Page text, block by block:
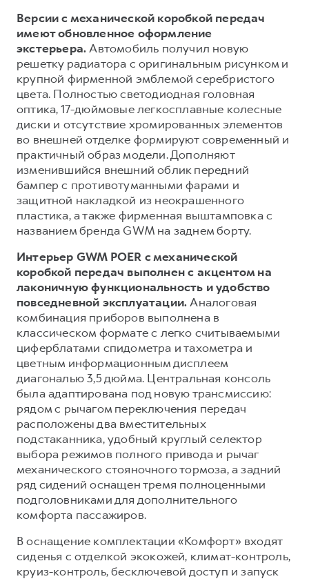
Версии с механической коробкой передач
имеют обновленное оформление
экстерьера.Автомобиль получил новую
решетку радиатора с оригинальным рисунком и
крупной фирменной эмблемой серебристого
цвета. Полностью светодиодная головная
оптика, 17-дюймовые легкосплавные колесные
диски и отсутствие хромированных элементов
во внешней отделке формируют современный и
практичный образ модели. Дополняют
изменившийся внешний облик передний
бампер с противотуманными фарами и
защитной накладкой из неокрашенного
пластика, а также фирменная выштамповка с
названием бренда GWM на заднем борту.
Интерьер GWM POER с механической
коробкой передач выполнен с акцентом на
лаконичную функциональность и удобство
повседневной эксплуатации.Аналоговая
комбинация приборов выполнена в
классическом формате с легко считываемыми
циферблатами спидометра и тахометра и
цветным информационным дисплеем
диагональю 3,5 дюйма. Центральная консоль
была адаптирована под новую трансмиссию:
рядом с рычагом переключения передач
расположены два вместительных
подстаканника, удобный круглый селектор
выбора режимов полного привода и рычаг
механического стояночного тормоза, а задний
ряд сидений оснащен тремя полноценными
подголовниками для дополнительного
комфорта пассажиров.
В оснащение комплектации «Комфорт» входят
сиденья с отделкой экокожей, климат-контроль,
круиз-контроль, бесключевой доступ и запуск